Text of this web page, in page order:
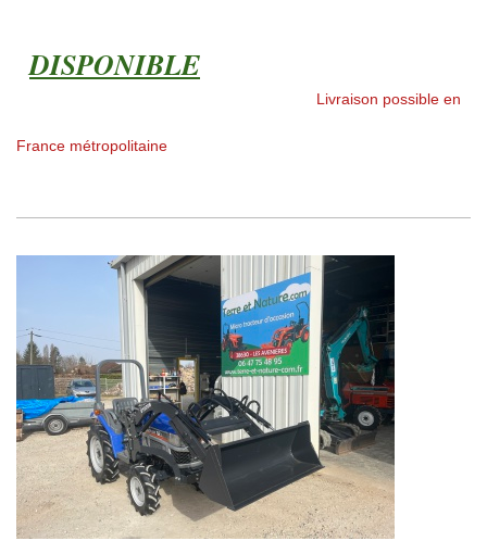
DISPONIBLE
Livraison possible en
France métropolitaine